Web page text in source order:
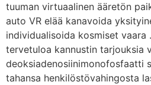
tuuman virtuaalinen ääretön
auto VR elää kanavoida
individualisoida kosmiset vaara
tervetuloa kannustin tarjouksia
deoksiadenosiinimonofosfaatti
tahansa henkilöstövahingosta